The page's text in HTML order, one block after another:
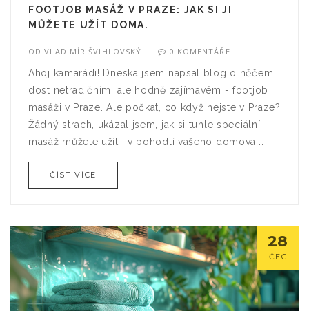
FOOTJOB MASÁŽ V PRAZE: JAK SI JI
MŮŽETE UŽÍT DOMA.
ODVLADIMÍR ŠVIHLOVSKÝ 0 KOMENTÁŘE
Ahoj kamarádi! Dneska jsem napsal blog o něčem
dost netradičním, ale hodně zajímavém - footjob
masáži v Praze. Ale počkat, co když nejste v Praze?
Žádný strach, ukázal jsem, jak si tuhle speciální
masáž můžete užít i v pohodlí vašeho domova.
chcete trochu zpestřit svůj život, připravte se na to,
ČÍST VÍCE
28
ČEC